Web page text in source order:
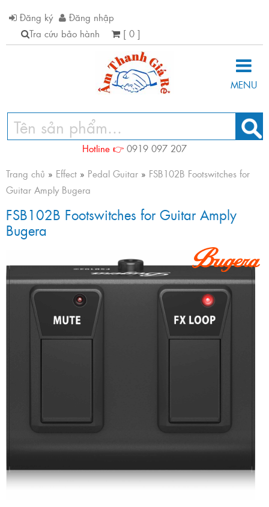
Đăng ký
Đăng nhập
Tra cứu bảo hành
[ 0 ]
MENU
Hotline 👉 0919 097 207
Trang chủ » Effect » Pedal Guitar » FSB102B Footswitches for
Guitar Amply Bugera
FSB102B Footswitches for Guitar Amply
Bugera